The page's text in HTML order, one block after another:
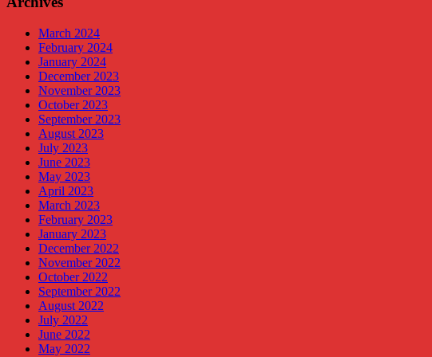
March 2024
February 2024
January 2024
December 2023
November 2023
October 2023
September 2023
August 2023
July 2023
June 2023
May 2023
April 2023
March 2023
February 2023
January 2023
December 2022
November 2022
October 2022
September 2022
August 2022
July 2022
June 2022
May 2022